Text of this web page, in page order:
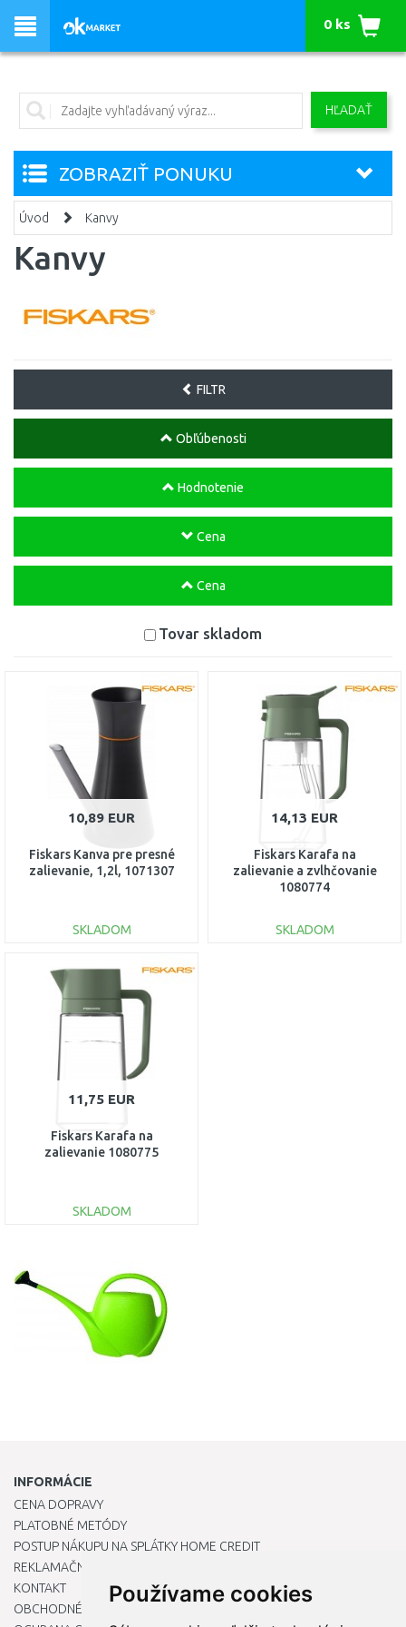
Používame cookies
HĽADAŤ
0 ks
ZOBRAZIŤ PONUKU
Úvod Kanvy
Kanvy
FILTR
Obľúbenosti
Hodnotenie
Cena
Cena
Tovar skladom
10,89 EUR
Fiskars Kanva pre presné
zalievanie, 1,2l, 1071307
SKLADOM
DO KOŠÍKA
Porovnať
14,13 EUR
Fiskars Karafa na
zalievanie a zvlhčovanie
1080774
SKLADOM
11,75 EUR
Fiskars Karafa na
zalievanie 1080775
SKLADOM
Porovnať
INFORMÁCIE
CENA DOPRAVY
PLATOBNÉ METÓDY
POSTUP NÁKUPU NA SPLÁTKY HOME CREDIT
REKLAMAČNÝ PORIADOK
KONTAKT
OBCHODNÉ PODMIENKY